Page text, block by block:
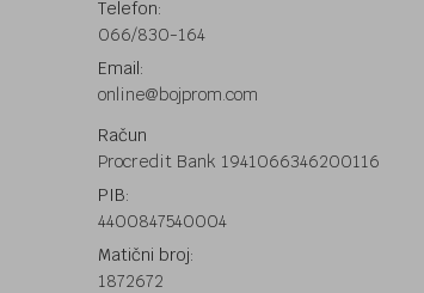
Telefon:
066/830-164
Email:
online@bojprom.com
Račun
Procredit Bank 1941066346200116
PIB:
4400847540004
Matični broj:
1872672